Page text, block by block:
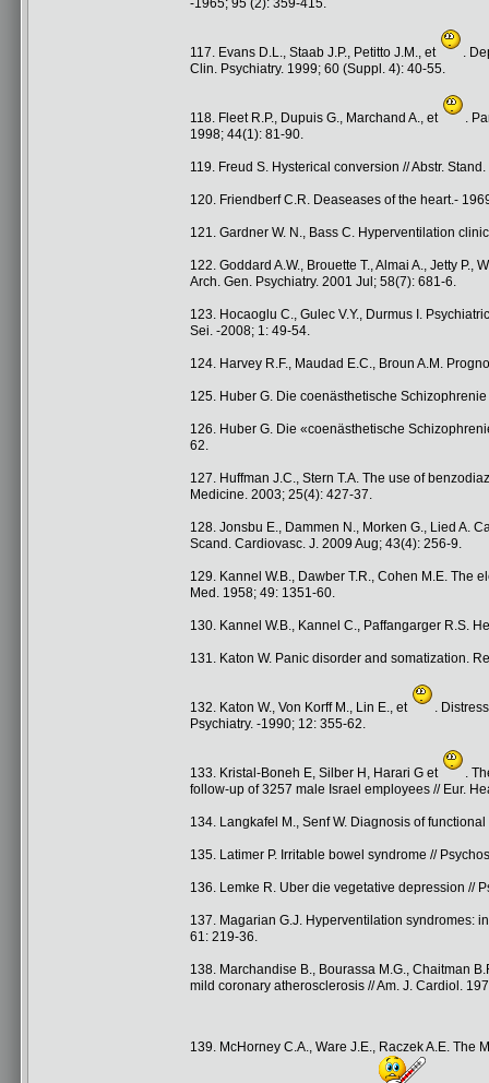
-1965; 95 (2): 359-415.
117. Evans D.L., Staab J.P., Petitto J.M., et
.
Clin. Psychiatry. 1999; 60 (Suppl. 4): 40-55.
118. Fleet R.P., Dupuis G., Marchand A., et
.
1998; 44(1): 81-90.
119. Freud S. Hysterical conversion // Abstr.
120. Friendberf C.R. Deaseases of the heart.-
121. Gardner W. N., Bass C. Hyperventilation
122. Goddard A.W., Brouette T., Almai A., Jetty
Arch. Gen. Psychiatry. 2001 Jul; 58(7): 681-6.
123. Hocaoglu C., Gulec V.Y., Durmus I.
Sei. -2008; 1: 49-54.
124. Harvey R.F., Maudad E.C., Broun A.M.
125. Huber G. Die coenästhetische
126. Huber G. Die «coenästhetische
62.
127. Huffman J.C., Stern T.A. The use of
Medicine. 2003; 25(4): 427-37.
128. Jonsbu E., Dammen N., Morken G., Lied A.
Scand. Cardiovasc. J. 2009 Aug; 43(4): 256-9.
129. Kannel W.B., Dawber T.R., Cohen M.E. The
Med. 1958; 49: 1351-60.
130. Kannel W.B., Kannel C., Paffangarger R.S.
131. Katon W. Panic disorder and somatization.
132. Katon W., Von Korff M., Lin E., et
.
Psychiatry. -1990; 12: 355-62.
133. Kristal-Boneh E, Silber H, Harari G et
.
follow-up of 3257 male Israel employees // Eur.
134. Langkafel M., Senf W. Diagnosis of
135. Latimer P. Irritable bowel syndrome //
136. Lemke R. Uber die vegetative depression //
137. Magarian G.J. Hyperventilation syndromes:
61: 219-36.
138. Marchandise B., Bourassa M.G., Chaitman
mild coronary atherosclerosis // Am. J. Cardiol.
139. McHorney C.A., Ware J.E., Raczek A.E. The